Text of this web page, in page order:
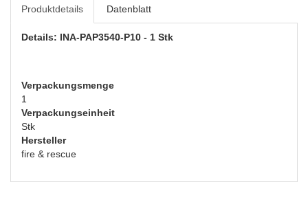
Produktdetails Datenblatt
Details: INA-PAP3540-P10 - 1 Stk
Verpackungsmenge
1
Verpackungseinheit
Stk
Hersteller
fire & rescue